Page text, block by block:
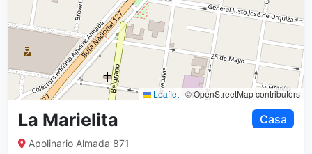
Leaflet | © OpenStreetMap contributors
La Marielita
Apolinario Almada 871
Casa